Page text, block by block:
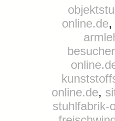
online.de,
online.de,
stuhlfabrik-